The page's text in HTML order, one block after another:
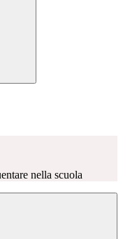
nella scuola